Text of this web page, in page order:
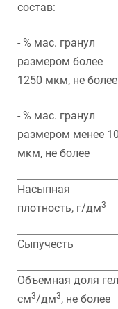
состав:
- % мас. гранул
размером более
1250 мкм, не более
- % мас. гранул
размером менее
мкм, не более
Насыпная
плотность, г/дм3
Сыпучесть
Объемная доля
см3/дм3, не более